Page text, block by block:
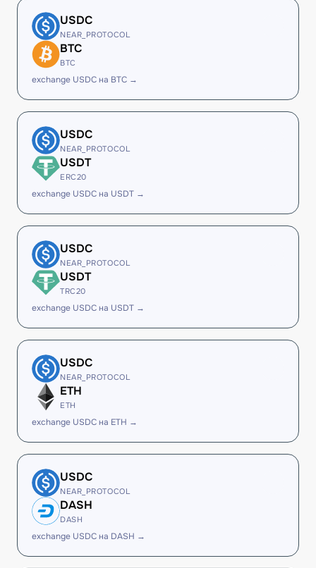
USDC
NEAR_PROTOCOL
BTC
BTC
exchange USDC на BTC →
USDC
NEAR_PROTOCOL
USDT
ERC20
exchange USDC на USDT →
USDC
NEAR_PROTOCOL
USDT
TRC20
exchange USDC на USDT →
USDC
NEAR_PROTOCOL
ETH
ETH
exchange USDC на ETH →
USDC
NEAR_PROTOCOL
DASH
DASH
exchange USDC на DASH →